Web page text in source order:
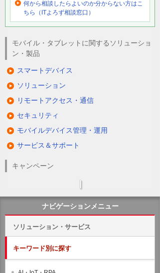
何から相談したらよいのか分からない方はこ
ちら（ITよろず相談窓口）
モバイル・タブレットに関するソリューショ
ン・製品
スマートデバイス
ソリューション
リモートアクセス・通信
セキュリティ
モバイルデバイス管理・運用
サービス＆サポート
キャンペーン
ナビゲーションメニュー
ソリューション・サービス
キーワード別に探す